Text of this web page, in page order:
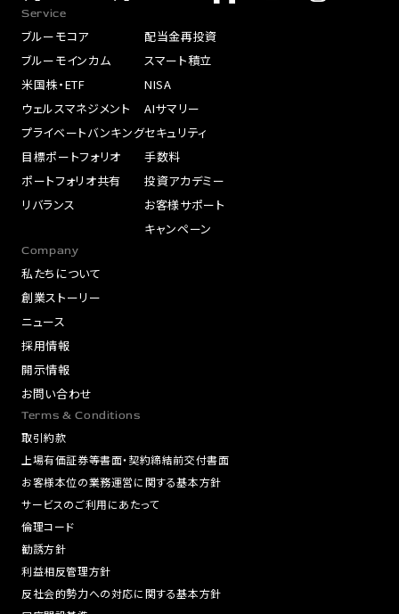
Service
ブルーモコア
ブルーモインカム
米国株・ETF
ウェルスマネジメント
プライベートバンキング
目標ポートフォリオ
ポートフォリオ共有
リバランス
配当金再投資
スマート積立
NISA
AIサマリー
セキュリティ
手数料
投資アカデミー
お客様サポート
キャンペーン
Company
私たちについて
創業ストーリー
ニュース
採用情報
開示情報
お問い合わせ
Terms & Conditions
取引約款
上場有価証券等書面・契約締結前交付書面
お客様本位の業務運営に関する基本方針
サービスのご利用にあたって
倫理コード
勧誘方針
利益相反管理方針
反社会的勢力への対応に関する基本方針